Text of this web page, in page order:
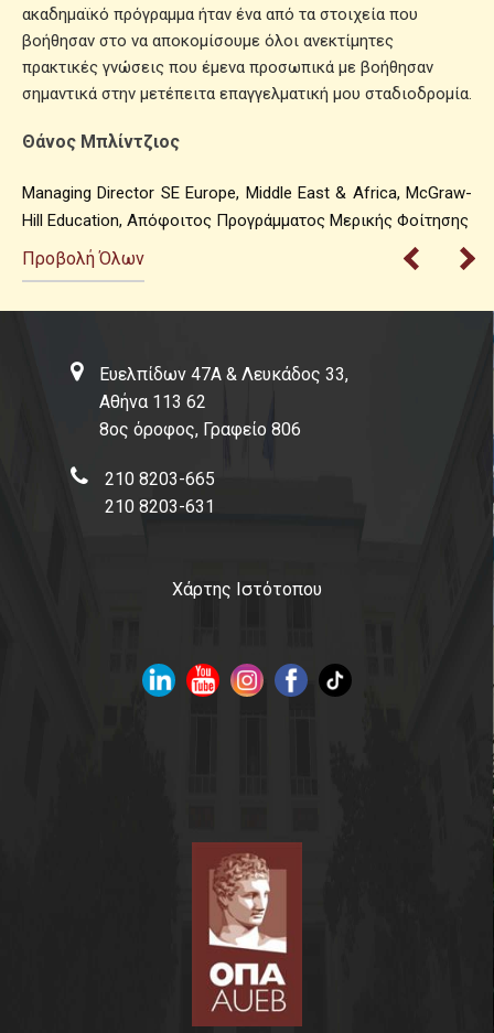
ακαδημαϊκό πρόγραμμα ήταν ένα από τα στοιχεία που
βοήθησαν στο να αποκομίσουμε όλοι ανεκτίμητες
πρακτικές γνώσεις που έμενα προσωπικά με βοήθησαν
σημαντικά στην μετέπειτα επαγγελματική μου σταδιοδρομία.
Θάνος Μπλίντζιος
Managing Director SE Europe, Middle East & Africa, McGraw-
Hill Education, Απόφοιτος Προγράμματος Μερικής Φοίτησης
Προβολή Όλων
Ευελπίδων 47Α & Λευκάδος 33,
Αθήνα 113 62
8ος όροφος, Γραφείο 806
210 8203-665
210 8203-631
Χάρτης Ιστότοπου